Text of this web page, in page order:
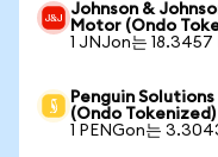
Johnson &
Motor (Ondo
1 JNJon는 18.3457
Penguin
(Ondo Tokenized)
1 PENGon는